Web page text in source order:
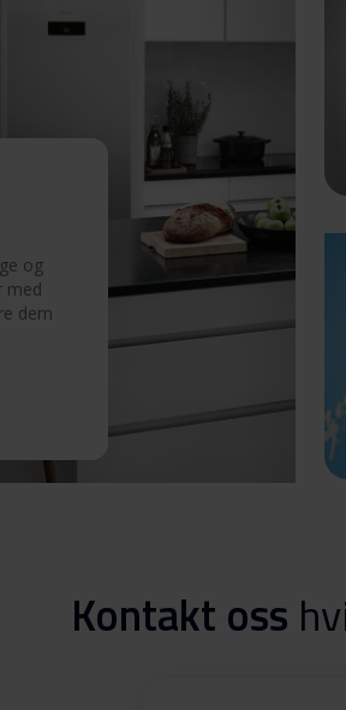
og
Last ned
Last ned
Last ned
Last ned
Last ned
og
med
dem
Kontakt oss